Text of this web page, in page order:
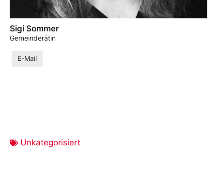
Sigi Sommer
Gemeinderätin
E-Mail
Unkategorisiert